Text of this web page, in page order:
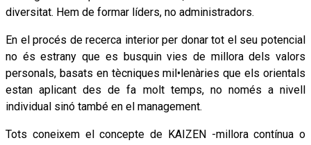
diversitat. Hem de formar líders, no administradors.
En el procés de recerca interior per donar tot el seu potencial
no és estrany que es busquin vies de millora dels valors
personals, basats en tècniques mil•lenàries que els orientals
estan aplicant des de fa molt temps, no només a nivell
individual sinó també en el management.
Tots coneixem el concepte de KAIZEN -millora contínua o